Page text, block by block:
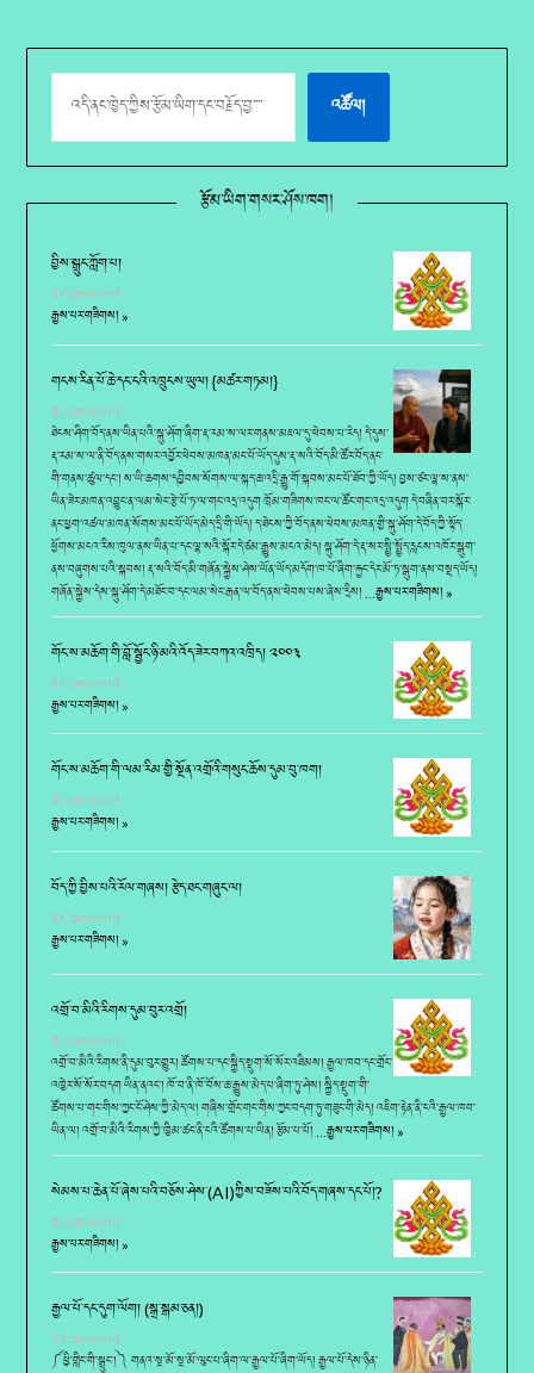
འཚོལ།
རྩོམ་ཡིག་གསར་ཤོས་ཁག།
བྱིས་སྒྲུང་ཀློག་པ།
1 Comment
རྒྱས་པར་གཟིགས། »
གངས་རིན་པོ་ཆེ་དང་ངའི་འཁྲུངས་ཡུལ། {མཚར་གཏམ།}
1 Comment
ཐེངས་ཤིག་བོད་ནས་ཡིན་པའི་སྐུ་ཤོག་ཞིག་རྡ་རམ་ས་ལར་གནས་མཇལ་དུ་ཕེབས་པ་རེད། དེ་དུས་
རྡ་རམ་ས་ལ་ནི་བོད་ནས་གསར་འབྱོར་ཕེབས་མཁན་མང་པོ་ཡོད་དུས་རྡ་སའི་བོད་མི་ཚོར་བོད་ནང་
གི་གནས་ཚུལ་དང་། ས་ཡི་ཆགས་དབྱིབས་སོགས་ལ་སྐད་ཆ་འདྲི་རྒྱུ་གོ་སྐབས་མང་པོ་ཐོབ་ཀྱི་ཡོད། བྱས་ཙང་ལྷ་ས་ནས་
ཡིན་ཟེར་མཁན་འབྱུང་ན་ལམ་སེང་རྩེ་པོ་ཏ་ལ་གང་འདྲ་འདུག ཁྲོམ་གཟིགས་ཁང་ལ་ཚོང་གང་འདྲ་འདུག དེ་བཞིན་བར་སྐོར་
ནང་ཕྱག་འཚལ་མཁན་སོགས་མང་པོ་ཡོད་མེད་དྲི་གི་ཡོད། ད་ཐེངས་ཀྱི་བོད་ནས་ཕེབས་མཁན་གྱི་སྐུ་ཤོག་དེ་བོད་ཀྱི་སྟོད་
ཕྱོགས་མངའ་རིས་ཁུལ་ནས་ཡིན་པ་དང་ལྷ་སའི་སྐོར་དེ་ཙམ་རྒྱུས་མངའ་མེད། སྐུ་ཤོག་དེ་རྡ་སར་སྤྱི་སྤྱོད་རླངས་འཁོར་སྒུག་
ནས་བཞུགས་པའི་སྐབས། རྡ་སའི་བོད་མི་གཞོན་སྐྱེས་ཤེས་ཡོན་ཡོད་མདོག་ཁ་པོ་ཞིག་རྐྱང་དེར་མོ་ཏ་སྒུག་ནས་བསྡད་ཡོད།
གཞོན་སྐྱེས་དེས་སྐུ་ཤོག་དེ་མཐོང་བ་དང་ལམ་སེང་རྒན་ལ་བོད་ནས་ཕེབས་པས་ཞེས་དྲིས། …རྒྱས་པར་གཟིགས། »
གོང་ས་མཆོག་གི་བློ་སྦྱོང་ཉི་མའི་འོད་ཟེར་བཀའ་འཁྲིད། ༢༠༠༣
1 Comment
རྒྱས་པར་གཟིགས། »
གོང་ས་མཆོག་གི་ལམ་རིམ་གྱི་སྔོན་འགྲོའི་གསུང་ཆོས་དུམ་བུ་ཁག།
1 Comment
རྒྱས་པར་གཟིགས། »
བོད་ཀྱི་བྱིས་པའི་རོལ་གཞས། རྩེད་ཐང་གཞུང་ལ།
1 Comment
རྒྱས་པར་གཟིགས། »
འགྲོ་བ་མིའི་རིགས་དུམ་བུར་འགྲོ།
1 Comment
འགྲོ་བ་མིའི་རིགས་ནི་དུམ་བུར་གྱུར། ཚོགས་པ་དང་སྐྱིད་སྡུག་སོ་སོར་འཐིམས། རྒྱལ་ཁབ་དང་གྲོང་
འཁྱེར་སོ་སོར་བདག ཡིན་ནའང་། ཁོ་བ་ནི་ཁོ་བོས་ཆ་རྒྱུས་མེད་པ་ཞིག་ཏུ་ཤེས། སྐྱིད་སྡུག་གི་
ཚོགས་པ་གང་གིས་ཀྱང་ངོ་ཤེས་ཀྱི་མེད་ལ། གཞིས་གྲོང་གང་གིས་ཀྱང་བདག་ཏུ་གཟུང་གི་མེད། འཇིག་རྟེན་ནི་ངའི་རྒྱལ་ཁབ་
ཡིན་ལ། འགྲོ་བ་མིའི་རིགས་ཀྱི་ཁྱིམ་ཚང་ནི་ངའི་ཚོགས་པ་ཡིན། རྩོམ་པ་པོ། …རྒྱས་པར་གཟིགས། »
སེམས་པ་ཆེན་པོ་ཞེས་པའི་བཅོས་ཤེས་(AI)ཀྱིས་བཟོས་པའི་བོད་གཞས་དང་པོ།?
1 Comment
རྒྱས་པར་གཟིགས། »
རྒྱལ་པོ་དང་དུག་ལོག། (སྒྲ་སྒམ་ཅན།)
1 Comment
༼ཕྱི་གླིང་གི་སྒྲུང་།༽ གནའ་སྔ་མོ་སྔ་མོ་ལུང་པ་ཞིག་ལ་རྒྱལ་པོ་ཞིག་ཡོད། རྒྱལ་པོ་དེས་ཉིན་